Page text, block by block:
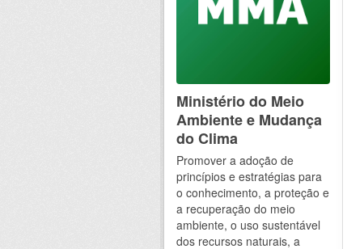
Ministério do Meio
Ambiente e Mudança
do Clima
Promover a adoção de
princípios e estratégias para
o conhecimento, a proteção e
a recuperação do meio
ambiente, o uso sustentável
dos recursos naturais, a